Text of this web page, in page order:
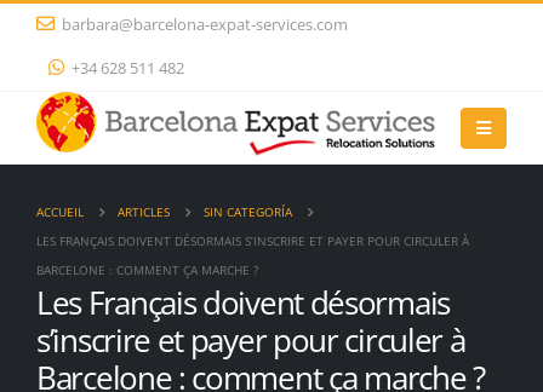
barbara@barcelona-expat-services.com
+34 628 511 482
ACCUEIL ARTICLES
SIN CATEGORÍA
LES FRANÇAIS DOIVENT DÉSORMAIS S’INSCRIRE ET PAYER POUR CIRCULER À
BARCELONE : COMMENT ÇA MARCHE ?
Les Français doivent désormais
s’inscrire et payer pour circuler à
Barcelone : comment ça marche ?